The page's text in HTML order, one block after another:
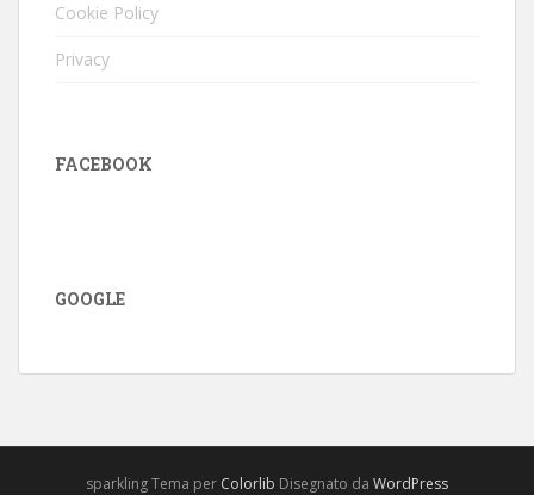
Cookie Policy
Privacy
FACEBOOK
GOOGLE
sparkling Tema per Colorlib Disegnato da WordPress